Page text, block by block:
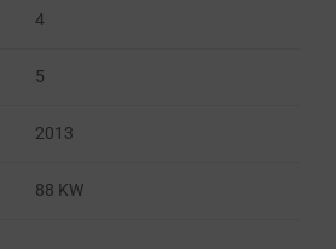
4
5
2013
88 KW